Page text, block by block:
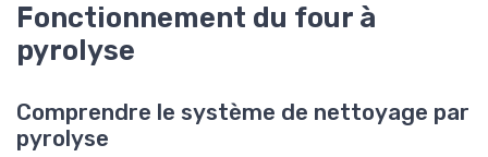
Fonctionnement du four à
pyrolyse
Comprendre le système de nettoyage par
pyrolyse